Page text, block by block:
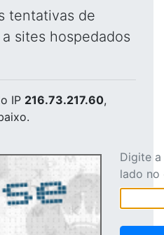
tentativas de
sites hospedados
IP 216.73.217.60,
Digite
lado no